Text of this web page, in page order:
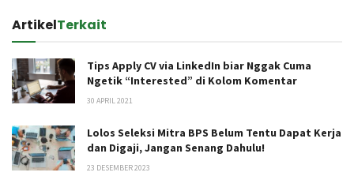
ArtikelTerkait
Tips Apply CV via LinkedIn biar Nggak Cuma
Ngetik “Interested” di Kolom Komentar
30 APRIL 2021
Lolos Seleksi Mitra BPS Belum Tentu Dapat Kerja
dan Digaji, Jangan Senang Dahulu!
23 DESEMBER 2023